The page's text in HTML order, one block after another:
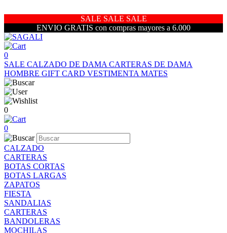
SALE SALE SALE
ENVIO GRATIS con compras mayores a 6.000
0
SALE CALZADO DE DAMA CARTERAS DE DAMA
HOMBRE GIFT CARD VESTIMENTA MATES
0
0
CALZADO
CARTERAS
BOTAS CORTAS
BOTAS LARGAS
ZAPATOS
FIESTA
SANDALIAS
CARTERAS
BANDOLERAS
MOCHILAS